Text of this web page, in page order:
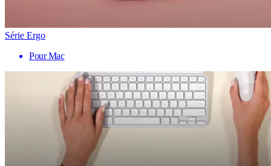
Série Ergo
Pour Mac